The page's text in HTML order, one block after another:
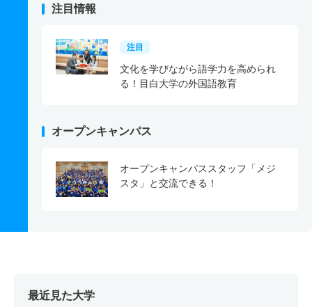
注目情報
注目
文化を学びながら語学力を高められ
る！目白大学の外国語教育
オープンキャンパス
オープンキャンパススタッフ「メジ
スタ」と交流できる！
最近見た大学